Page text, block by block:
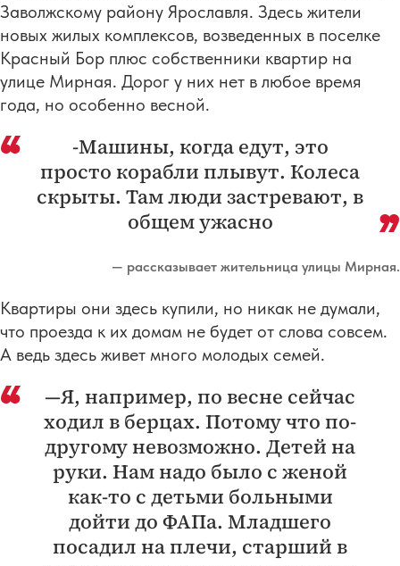
Заволжскому району Ярославля. Здесь жители
новых жилых комплексов, возведенных в поселке
Красный Бор плюс собственники квартир на
улице Мирная. Дорог у них нет в любое время
года, но особенно весной.
-Машины, когда едут, это
просто корабли плывут. Колеса
скрыты. Там люди застревают, в
общем ужасно
— рассказывает жительница улицы Мирная.
Квартиры они здесь купили, но никак не думали,
что проезда к их домам не будет от слова совсем.
А ведь здесь живет много молодых семей.
—Я, например, по весне сейчас
ходил в берцах. Потому что по-
другому невозможно. Детей на
руки. Нам надо было с женой
как-то с детьми больными
дойти до ФАПа. Младшего
посадил на плечи, старший в